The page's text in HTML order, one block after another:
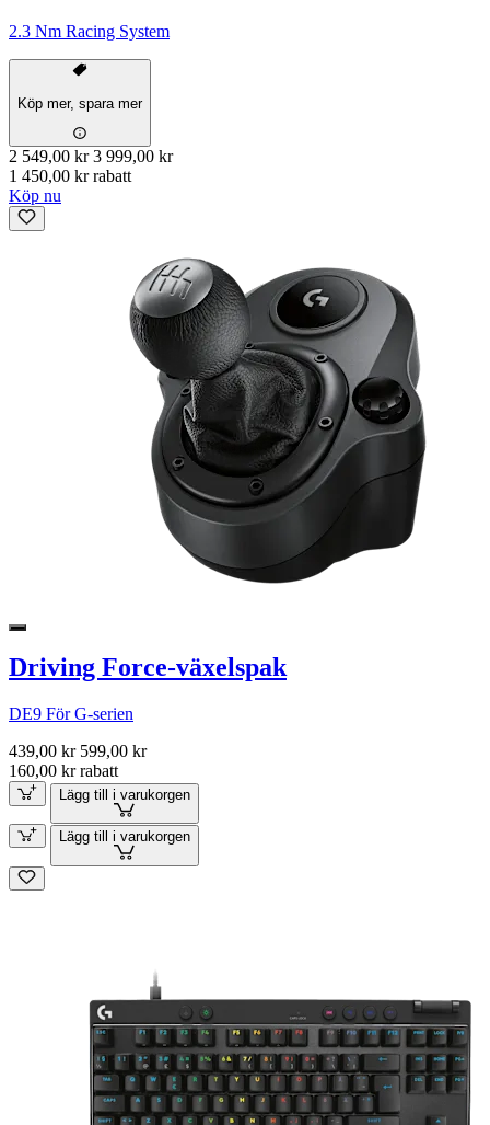
2.3 Nm Racing System
Köp mer, spara mer
2 549,00 kr 3 999,00 kr
1 450,00 kr rabatt
Köp nu
Driving Force-växelspak
DE9 För G-serien
439,00 kr 599,00 kr
160,00 kr rabatt
Lägg till i varukorgen
Lägg till i varukorgen